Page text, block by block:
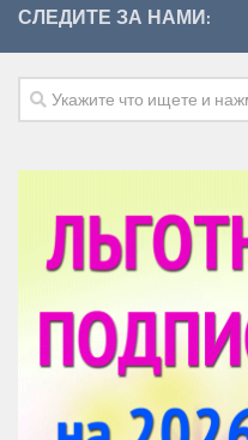
СЛЕДИТЕ ЗА НАМИ: